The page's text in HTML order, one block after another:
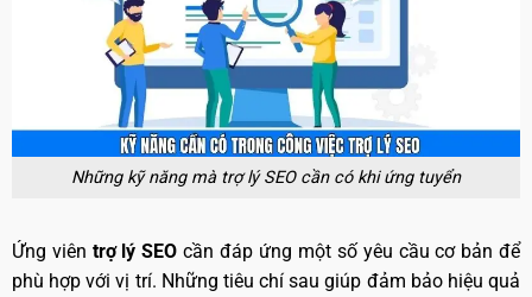
Những kỹ năng mà trợ lý SEO cần có khi ứng tuyển
Ứng viên trợ lý SEO cần đáp ứng một số yêu cầu cơ bản để
phù hợp với vị trí. Những tiêu chí sau giúp đảm bảo hiệu quả